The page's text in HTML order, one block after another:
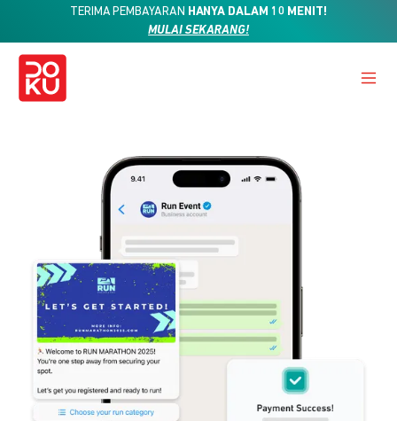
TERIMA PEMBAYARAN HANYA DALAM 10 MENIT!
MULAI SEKARANG!